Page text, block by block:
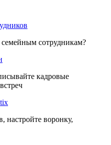
семейным сотрудникам?
кадровые
настройте воронку,